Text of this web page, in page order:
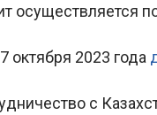
осуществляется
октября 2023 года
с